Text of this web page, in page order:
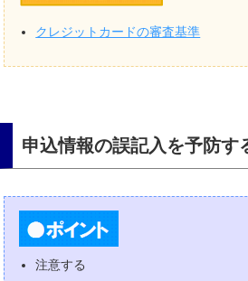
クレジットカードの審査基準
申込情報の誤記入を予防す
注意する